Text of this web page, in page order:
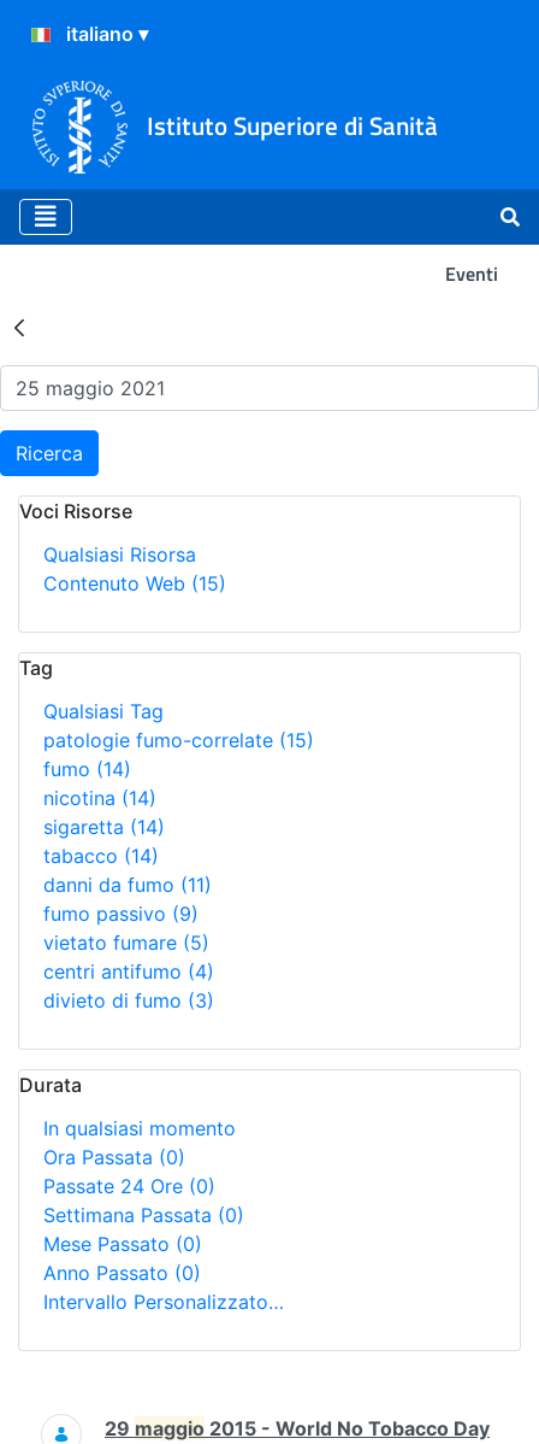
Istituto Superiore di Sanità
Eventi
Risultati della Ricerca -
Ricerca
Voci Risorse
Qualsiasi Risorsa
Contenuto Web (15)
Tag
Qualsiasi Tag
patologie fumo-correlate (15)
fumo (14)
nicotina (14)
sigaretta (14)
tabacco (14)
danni da fumo (11)
fumo passivo (9)
vietato fumare (5)
centri antifumo (4)
divieto di fumo (3)
Durata
In qualsiasi momento
Ora Passata (0)
Passate 24 Ore (0)
Settimana Passata (0)
Mese Passato (0)
Anno Passato (0)
Intervallo Personalizzato…
Ricerca
29 maggio 2015 - World No Tobacco Day